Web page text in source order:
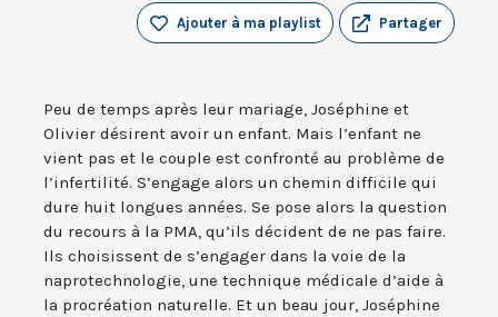
Partager
Ajouter à ma playlist
Peu de temps après leur mariage, Joséphine et
Olivier désirent avoir un enfant. Mais l’enfant ne
vient pas et le couple est confronté au problème de
l’infertilité. S’engage alors un chemin difficile qui
dure huit longues années. Se pose alors la question
du recours à la PMA, qu’ils décident de ne pas faire.
Ils choisissent de s’engager dans la voie de la
naprotechnologie, une technique médicale d’aide à
la procréation naturelle. Et un beau jour, Joséphine